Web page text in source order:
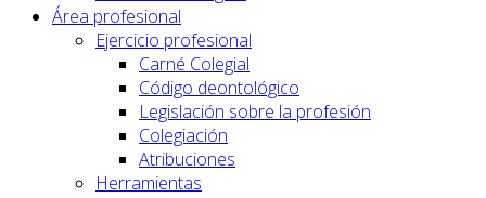
Área profesional
Ejercicio profesional
Carné Colegial
Código deontológico
Legislación sobre la profesión
Colegiación
Atribuciones
Herramientas